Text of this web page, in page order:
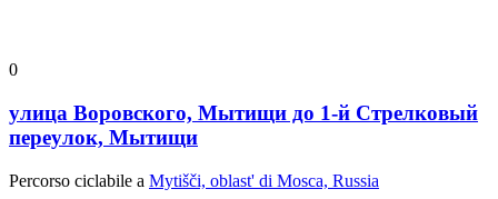
0
улица Воровского, Мытищи до 1-й Стрелковый
переулок, Мытищи
Percorso ciclabile a Mytišči, oblast' di Mosca, Russia